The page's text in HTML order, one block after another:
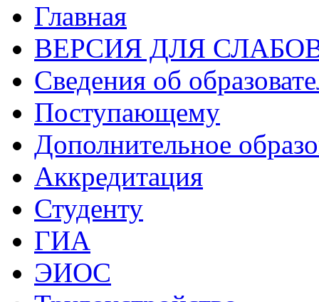
Главная
ВЕРСИЯ ДЛЯ
Сведения об
Поступающему
Дополнительное
Аккредитация
Студенту
ГИА
ЭИОС